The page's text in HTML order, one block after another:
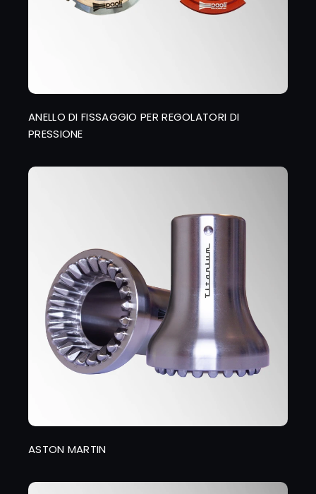
ANELLO DI FISSAGGIO PER REGOLATORI DI
PRESSIONE
ASTON MARTIN